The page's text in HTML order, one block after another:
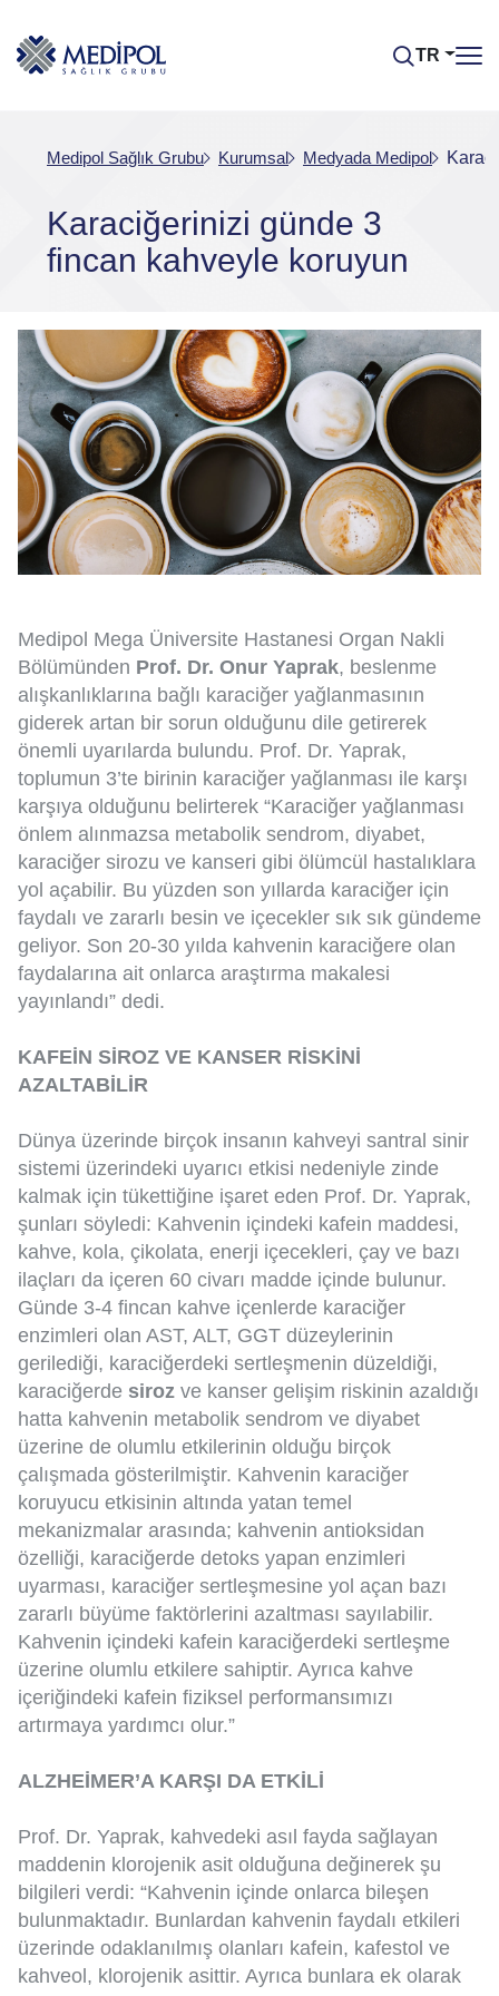
TR
Medipol Sağlık Grubu Kurumsal Medyada Medipol
Karaciğerinizi günde 3
fincan kahveyle koruyun
Medipol Mega Üniversite Hastanesi Organ Nakli
Bölümünden Prof. Dr. Onur Yaprak, beslenme
alışkanlıklarına bağlı karaciğer yağlanmasının
giderek artan bir sorun olduğunu dile getirerek
önemli uyarılarda bulundu. Prof. Dr. Yaprak,
toplumun 3’te birinin karaciğer yağlanması ile karşı
karşıya olduğunu belirterek “Karaciğer yağlanması
önlem alınmazsa metabolik sendrom, diyabet,
karaciğer sirozu ve kanseri gibi ölümcül hastalıklara
yol açabilir. Bu yüzden son yıllarda karaciğer için
faydalı ve zararlı besin ve içecekler sık sık gündeme
geliyor. Son 20-30 yılda kahvenin karaciğere olan
faydalarına ait onlarca araştırma makalesi
yayınlandı” dedi.
KAFEİN SİROZ VE KANSER RİSKİNİ
AZALTABİLİR
Dünya üzerinde birçok insanın kahveyi santral sinir
sistemi üzerindeki uyarıcı etkisi nedeniyle zinde
kalmak için tükettiğine işaret eden Prof. Dr. Yaprak,
şunları söyledi: Kahvenin içindeki kafein maddesi,
kahve, kola, çikolata, enerji içecekleri, çay ve bazı
ilaçları da içeren 60 civarı madde içinde bulunur.
Günde 3-4 fincan kahve içenlerde karaciğer
enzimleri olan AST, ALT, GGT düzeylerinin
gerilediği, karaciğerdeki sertleşmenin düzeldiği,
karaciğerde siroz ve kanser gelişim riskinin azaldığı
hatta kahvenin metabolik sendrom ve diyabet
üzerine de olumlu etkilerinin olduğu birçok
çalışmada gösterilmiştir. Kahvenin karaciğer
koruyucu etkisinin altında yatan temel
mekanizmalar arasında; kahvenin antioksidan
özelliği, karaciğerde detoks yapan enzimleri
uyarması, karaciğer sertleşmesine yol açan bazı
zararlı büyüme faktörlerini azaltması sayılabilir.
Kahvenin içindeki kafein karaciğerdeki sertleşme
üzerine olumlu etkilere sahiptir. Ayrıca kahve
içeriğindeki kafein fiziksel performansımızı
artırmaya yardımcı olur.”
ALZHEİMER’A KARŞI DA ETKİLİ
Prof. Dr. Yaprak, kahvedeki asıl fayda sağlayan
maddenin klorojenik asit olduğuna değinerek şu
bilgileri verdi: “Kahvenin içinde onlarca bileşen
bulunmaktadır. Bunlardan kahvenin faydalı etkileri
üzerinde odaklanılmış olanları kafein, kafestol ve
kahveol, klorojenik asittir. Ayrıca bunlara ek olarak